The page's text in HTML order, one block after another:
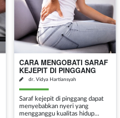
CARA MENGOBATI SARAF
KEJEPIT DI PINGGANG
dr. Vidya Hartiansyah
Saraf kejepit di pinggang dapat
menyebabkan nyeri yang
mengganggu kualitas hidup